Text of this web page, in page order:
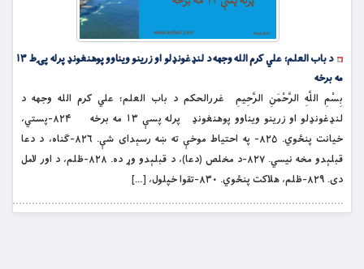
د باب العلم؛ علي کرم الله وجهه د لنډغونډلو او زرینو ویناوو پوهنغونډ پرله پۍط ۱۳
مه برخه
بِسْمِ اللَّهِ الرَّحْمَنِ الرَّحِيمِ غررالحکم د باب العلم؛ علي کرم الله وجهه د
لنډغونډلو او زرینو ویناوو پوهنغونډ پرله پسې ۱۳ مه برخه ۸۲۴-پستي،
خیانت پنځوي. ۸۲۵- په احتیاط موخې ته ښه رسېدای شې. ۸۲۶-ګناه، د دعا
قبلېدو مخه نیسي. ۸۲۷-د مخلص (دعا)، د قبلېدو وړ ده. ۸۲۸-ظلم، د اور لامل
دی. ۸۲۹-ظلم، هلاکت پنځوي. ۸۳۰-تقوا خپلول، […]